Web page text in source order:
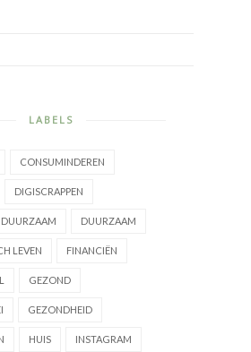
LABELS
CONSUMINDEREN
DIGISCRAPPEN
DUURZAAM DUURZAAM
LEVEN FINANCIËN
GEZOND
GEZONDHEID
HUIS INSTAGRAM